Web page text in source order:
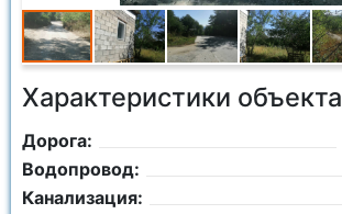
Характеристики объекта
Дорога:
Водопровод:
Канализация: